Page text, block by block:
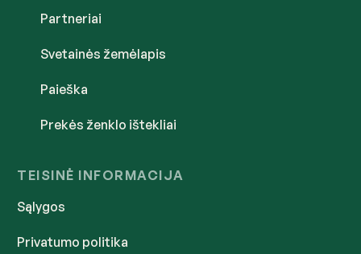
Partneriai
Svetainės žemėlapis
Paieška
Prekės ženklo ištekliai
Sąlygos
Privatumo politika
TEISINĖ INFORMACIJA